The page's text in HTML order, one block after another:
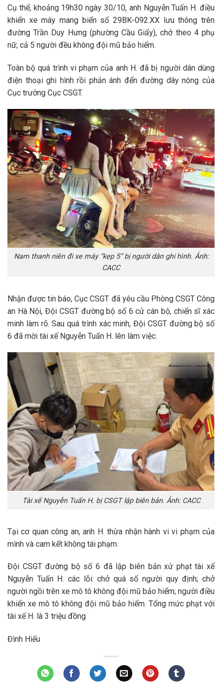
Cụ thể, khoảng 19h30 ngày 30/10, anh Nguyễn Tuấn H. điều
khiển xe máy mang biển số 29BK-092.XX lưu thông trên
đường Trần Duy Hưng (phường Cầu Giấy), chở theo 4 phụ
nữ; cả 5 người đều không đội mũ bảo hiểm.
Toàn bộ quá trình vi phạm của anh H. đã bị người dân dùng
điện thoại ghi hình rồi phản ánh đến đường dây nóng của
Cục trưởng Cục CSGT.
Nam thanh niên đi xe máy “kẹp 5” bị người dân ghi hình. Ảnh:
CACC
Nhận được tin báo, Cục CSGT đã yêu cầu Phòng CSGT Công
an Hà Nội, Đội CSGT đường bộ số 6 cử cán bộ, chiến sĩ xác
minh làm rõ. Sau quá trình xác minh, Đội CSGT đường bộ số
6 đã mời tài xế Nguyễn Tuấn H. lên làm việc.
Tài xế Nguyễn Tuấn H. bị CSGT lập biên bản. Ảnh: CACC
Tại cơ quan công an, anh H. thừa nhận hành vi vi phạm của
mình và cam kết không tái phạm.
Đội CSGT đường bộ số 6 đã lập biên bản xử phạt tài xế
Nguyễn Tuấn H. các lỗi: chở quá số người quy định; chở
người ngồi trên xe mô tô không đội mũ bảo hiểm; người điều
khiển xe mô tô không đội mũ bảo hiểm. Tổng mức phạt với
tài xế H. là 3 triệu đồng.
Đình Hiếu